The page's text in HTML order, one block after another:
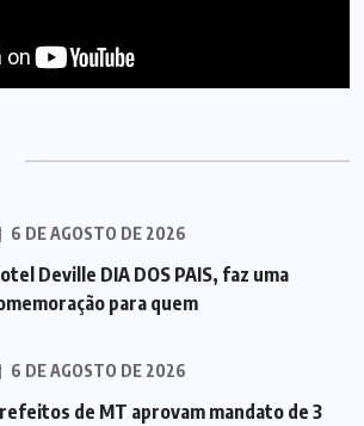
6 DE AGOSTO DE 2026
Deville DIA DOS PAIS, faz uma
para quem
6 DE AGOSTO DE 2026
de MT aprovam mandato de 3